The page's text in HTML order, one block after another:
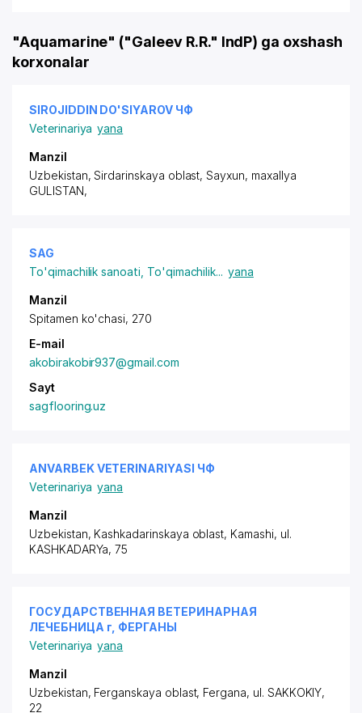
"Aquamarine" ("Galeev R.R." IndP) ga oxshash
korxonalar
SIROJIDDIN DO'SIYAROV ЧФ
Veterinariya yana
Manzil
Uzbekistan, Sirdarinskaya oblast, Sayxun, maxallya
GULISTAN,
SAG
To'qimachilik sanoati To'qimachilik... yana
Manzil
Spitamen ko'chasi, 270
E-mail
akobirakobir937@gmail.com
Sayt
sagflooring.uz
ANVARBEK VETERINARIYASI ЧФ
Veterinariya yana
Manzil
Uzbekistan, Kashkadarinskaya oblast, Kamashi, ul.
KASHKADARYa, 75
ГОСУДАРСТВЕННАЯ ВЕТЕРИНАРНАЯ
ЛЕЧЕБНИЦА г, ФЕРГАНЫ
Veterinariya yana
Manzil
Uzbekistan, Ferganskaya oblast, Fergana, ul. SAKKOKIY,
22